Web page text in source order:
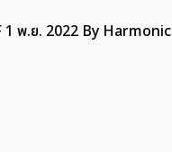
1 พ.ย. 2022 By Harmonic